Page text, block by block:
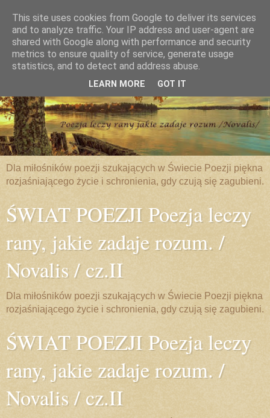
Dla miłośników poezji szukających w Świecie Poezji piękna
rozjaśniającego życie i schronienia, gdy czują się zagubieni.
ŚWIAT POEZJI Poezja leczy
rany, jakie zadaje rozum. /
Novalis / cz.II
Dla miłośników poezji szukających w Świecie Poezji piękna
rozjaśniającego życie i schronienia, gdy czują się zagubieni.
ŚWIAT POEZJI Poezja leczy
rany, jakie zadaje rozum. /
Novalis / cz.II
This site uses cookies from Google to deliver its services
and to analyze traffic. Your IP address and user-agent are
shared with Google along with performance and security
metrics to ensure quality of service, generate usage
statistics, and to detect and address abuse.
LEARN MORE GOT IT